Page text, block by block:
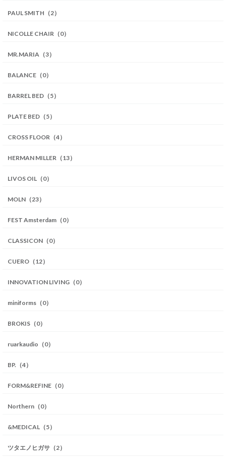
PAUL SMITH（2）
NICOLLE CHAIR（0）
MR.MARIA（3）
BALANCE（0）
BARREL BED（5）
PLATE BED（5）
CROSS FLOOR（4）
HERMAN MILLER（13）
LIVOS OIL（0）
MOLN（23）
FEST Amsterdam（0）
CLASSICON（0）
CUERO（12）
INNOVATION LIVING（0）
miniforms（0）
BROKIS（0）
ruarkaudio（0）
BP.（4）
FORM&REFINE（0）
Northern（0）
&MEDICAL（5）
ツタエノヒガサ（2）